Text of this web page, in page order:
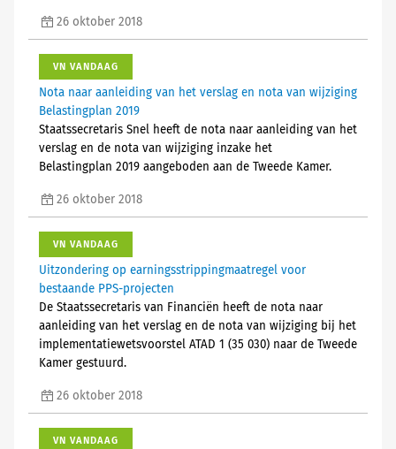
26 oktober 2018
VN VANDAAG
Nota naar aanleiding van het verslag en nota van wijziging
Belastingplan 2019
Staatssecretaris Snel heeft de nota​​ naar aanleiding van het
verslag en de nota​​ van wijziging inzake het ​
Belastingplan 2019 aangeboden aan de Tweede Kamer.​
26 oktober 2018
VN VANDAAG
Uitzondering op earningsstrippingmaatregel voor
bestaande PPS-projecten
De Staatssecretaris van Financiën heeft de nota naar
aanleiding van het verslag en de nota van wijziging bij het
implementatiewetsvoorstel ATAD 1 (35 030) naar de Tweede
Kamer gestuurd.
26 oktober 2018
VN VANDAAG